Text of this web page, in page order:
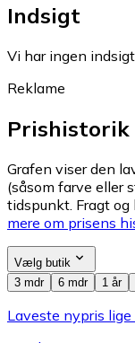
Indsigt
Vi har ingen
Reklame
Prishistorik
Grafen viser den
(såsom farve eller
tidspunkt. Fragt og
mere om prisens
Vælg butik
3 mdr
6 mdr 1 år
Laveste nypris lige